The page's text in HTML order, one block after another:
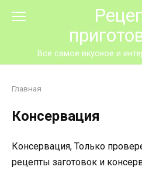
Все самое вкусное и
Главная
Консервация
Консервация, Только
рецепты заготовок и